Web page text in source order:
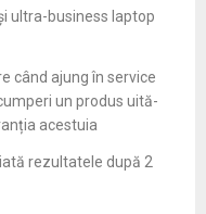
ultra-business laptop
când ajung în service
un produs uită-
acestuia
rezultatele după 2